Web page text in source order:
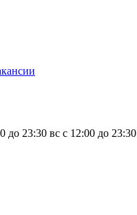
до 23:30 вс с 12:00 до 23:30